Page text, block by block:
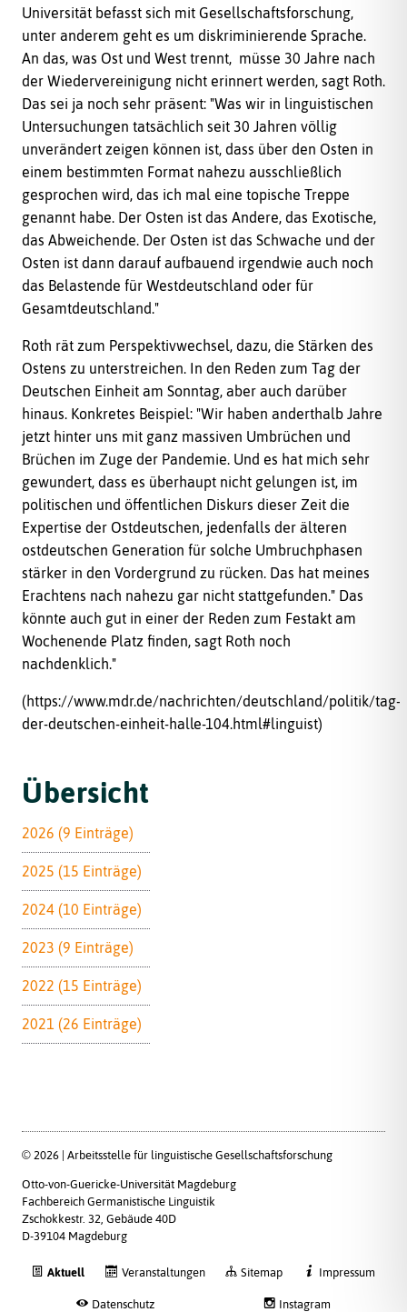
Universität befasst sich mit Gesellschaftsforschung,
unter anderem geht es um diskriminierende Sprache.
An das, was Ost und West trennt, müsse 30 Jahre nach
der Wiedervereinigung nicht erinnert werden, sagt Roth.
Das sei ja noch sehr präsent: "Was wir in linguistischen
Untersuchungen tatsächlich seit 30 Jahren völlig
unverändert zeigen können ist, dass über den Osten in
einem bestimmten Format nahezu ausschließlich
gesprochen wird, das ich mal eine topische Treppe
genannt habe. Der Osten ist das Andere, das Exotische,
das Abweichende. Der Osten ist das Schwache und der
Osten ist dann darauf aufbauend irgendwie auch noch
das Belastende für Westdeutschland oder für
Gesamtdeutschland."
Roth rät zum Perspektivwechsel, dazu, die Stärken des
Ostens zu unterstreichen. In den Reden zum Tag der
Deutschen Einheit am Sonntag, aber auch darüber
hinaus. Konkretes Beispiel: "Wir haben anderthalb Jahre
jetzt hinter uns mit ganz massiven Umbrüchen und
Brüchen im Zuge der Pandemie. Und es hat mich sehr
gewundert, dass es überhaupt nicht gelungen ist, im
politischen und öffentlichen Diskurs dieser Zeit die
Expertise der Ostdeutschen, jedenfalls der älteren
ostdeutschen Generation für solche Umbruchphasen
stärker in den Vordergrund zu rücken. Das hat meines
Erachtens nach nahezu gar nicht stattgefunden." Das
könnte auch gut in einer der Reden zum Festakt am
Wochenende Platz finden, sagt Roth noch
nachdenklich."
(https://www.mdr.de/nachrichten/deutschland/politik/tag-
der-deutschen-einheit-halle-104.html#linguist)
Übersicht
2026 (9 Einträge)
2025 (15 Einträge)
2024 (10 Einträge)
2023 (9 Einträge)
2022 (15 Einträge)
2021 (26 Einträge)
© 2026 | Arbeitsstelle für linguistische Gesellschaftsforschung
Otto-von-Guericke-Universität Magdeburg
Fachbereich Germanistische Linguistik
Zschokkestr. 32, Gebäude 40D
D-39104 Magdeburg
Aktuell Veranstaltungen Sitemap Impressum
Datenschutz Instagram